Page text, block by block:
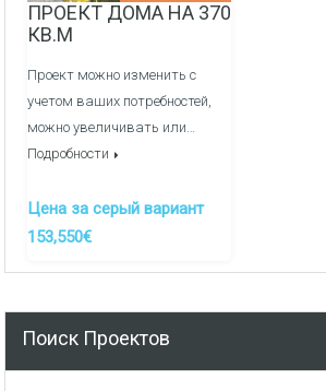
ПРОЕКТ ДОМА НА 370
КВ.М
Проект можно изменить с
учетом ваших потребностей,
можно увеличивать или…
Подробности
Цена за серый вариант
153,550€
Поиск Проектов